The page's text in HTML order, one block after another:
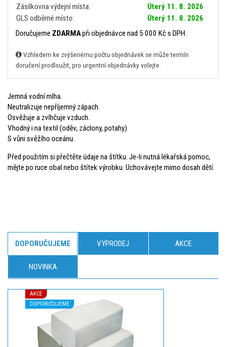
Zásilkovna výdejní místa:
Úterý 11. 8. 2026
GLS odběrné místo:
Úterý 11. 8. 2026
Doručujeme ZDARMApři objednávce nad 5 000 Kč s DPH.
Vzhledem ke zvýšenému počtu objednávek se může termín
doručení prodloužit, pro urgentní objednávky volejte.
Jemná vodní mlha.
Neutralizuje nepříjemný zápach.
Osvěžuje a zvlhčuje vzduch.
Vhodný i na textil (oděv, záclony, potahy)
S vůni svěžího oceánu.
Před použitím si přečtěte údaje na štítku. Je-li nutná lékařská pomoc,
mějte po ruce obal nebo štítek výrobku. Uchovávejte mimo dosah dětí.
DOPORUČUJEME VÝPRODEJ AKCE
NOVINKA
AKCE
DOPORUČUJEME